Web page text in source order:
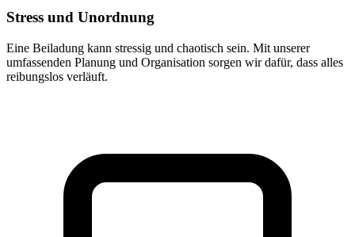
Stress und Unordnung
Eine Beiladung kann stressig und chaotisch sein. Mit unserer
umfassenden Planung und Organisation sorgen wir dafür, dass alles
reibungslos verläuft.